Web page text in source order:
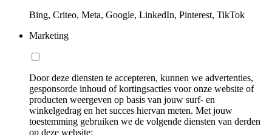
Bing, Criteo, Meta, Google, LinkedIn, Pinterest, TikTok
Marketing
Door deze diensten te accepteren, kunnen we advertenties,
gesponsorde inhoud of kortingsacties voor onze website of
producten weergeven op basis van jouw surf- en
winkelgedrag en het succes hiervan meten. Met jouw
toestemming gebruiken we de volgende diensten van derden
op deze website: